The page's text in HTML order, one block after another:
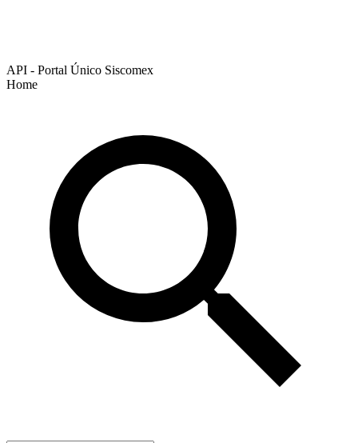
API - Portal Único Siscomex
Home